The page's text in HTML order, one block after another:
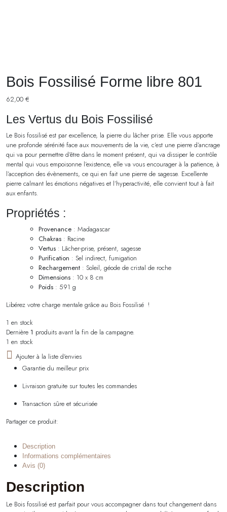
Bois Fossilisé Forme libre 801
62,00 €
Les Vertus du Bois Fossilisé
Le Bois fossilisé est par excellence, la pierre du lâcher prise. Elle vous apporte
une profonde sérénité face aux mouvements de la vie, c’est une pierre d’ancrage
qui va pour permettre d’être dans le moment présent, qui va dissiper le contrôle
mental qui vous empoisonne l’existence, elle va vous encourager à la patience, à
l’acception des évènements, ce qui en fait une pierre de sagesse. Excellente
pierre calmant les émotions négatives et l’hyperactivité, elle convient tout à fait
aux enfants.
Propriétés :
Provenance : Madagascar
Chakras : Racine
Vertus : Lâcher-prise, présent, sagesse
Purification : Sel indirect, fumigation
Rechargement : Soleil, géode de cristal de roche
Dimensions : 10 x 8 cm
Poids : 591 g
Libérez votre charge mentale grâce au Bois Fossilisé !
1 en stock
Dernière 1 produits avant la fin de la campagne.
1 en stock
Ajouter à la liste d'envies
Garantie du meilleur prix
Livraison gratuite sur toutes les commandes
Transaction sûre et sécurisée
Partager ce produit:
Description
Informations complémentaires
Avis (0)
Description
Le Bois fossilisé est parfait pour vous accompagner dans tout changement dans